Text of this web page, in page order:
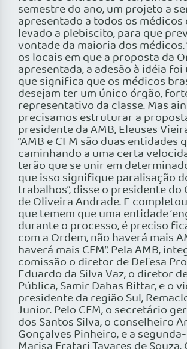
semestre do ano, um projeto a
apresentado a todos os médicos
levado a plebiscito, para que
vontade da maioria dos médicos.
os locais em que a proposta da
apresentada, a adesão à idéia foi
que significa que os médicos
desejam ter um único órgão,
representativo da classe. Mas
precisamos estruturar a
presidente da AMB, Eleuses
“AMB e CFM são duas entidades
caminhando a uma certa
terão que se unir em
que isso signifique paralisação
trabalhos”, disse o presidente do
de Oliveira Andrade. E
que temem que uma entidade
durante o processo, é preciso
com a Ordem, não haverá mais
haverá mais CFM”. Pela AMB,
comissão o diretor de Defesa
Eduardo da Silva Vaz, o diretor
Pública, Samir Dahas Bittar, e o
presidente da região Sul,
Junior. Pelo CFM, o secretário
dos Santos Silva, o conselheiro
Gonçalves Pinheiro, e a